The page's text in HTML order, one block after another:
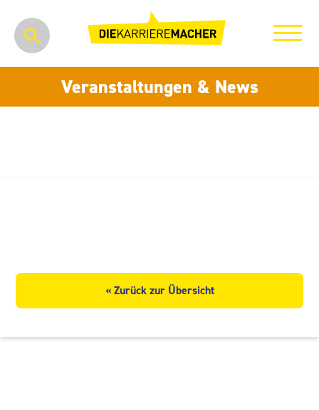
Veranstaltungen & News
« Zurück zur Übersicht